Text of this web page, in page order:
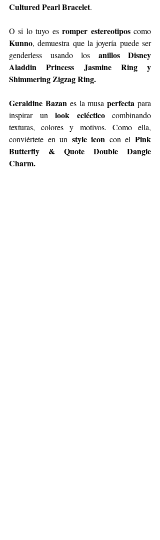
Cultured Pearl Bracelet.
O si lo tuyo es romper estereotipos
Kunno, demuestra que la joyería puede ser
genderless usando los anillos Disney
Aladdin Princess Jasmine Ring y
Shimmering Zigzag Ring.
Geraldine Bazan es la musa perfecta para
inspirar un look ecléctico combinando
texturas, colores y motivos. Como ella,
conviértete en un style icon con el Pink
Butterfly & Quote Double Dangle
Charm.